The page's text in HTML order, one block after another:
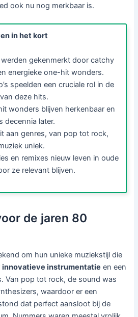
ook nu nog merkbaar is.
in het kort
werden gekenmerkt door catchy
energieke one-hit wonders.
speelden een cruciale rol in de
deze hits.
wonders blijven herkenbaar en
decennia later.
aan genres, van pop tot rock,
uniek.
en remixes nieuw leven in oude
ze relevant blijven.
de jaren 80
om hun unieke muziekstijl die
innovatieve instrumentatie en een
Van pop tot rock, de sound was
waardoor er een
dat perfect aansloot bij de